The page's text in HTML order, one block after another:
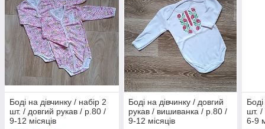
Боді на дівчинку / набір 2
шт. / довгий рукав / р.80 /
9-12 місяців
Боді на дівчинку / довгий
рукав / вишиванка / р.80 /
9-12 місяців
шт. /
6-9